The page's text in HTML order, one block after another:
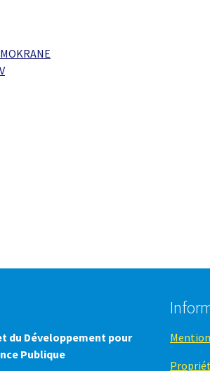
du Développement pour
Publique